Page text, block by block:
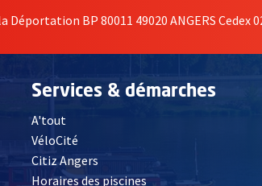
Déportation BP 80011 49020 ANGERS Cedex
Services & démarches
A'tout
VéloCité
Citiz Angers , Ouvre une nouvelle fenêtre
Horaires des piscines